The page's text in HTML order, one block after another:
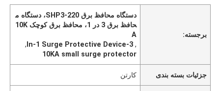
برجسته:
دستگاه محافظ برق SHP3-220، دستگاه م
حافظ برق 3 در 1، محافظ برق کوچک 10K
A
,
3-In-1 Surge Protective Device
,
10KA small surge protector
جزئیات بسته بندی کارتن